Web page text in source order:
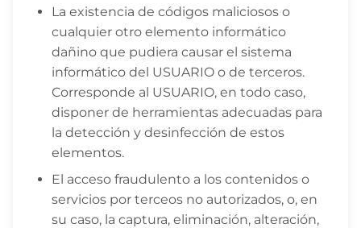
La existencia de códigos maliciosos o
cualquier otro elemento informático
dañino que pudiera causar el sistema
informático del USUARIO o de terceros.
Corresponde al USUARIO, en todo caso,
disponer de herramientas adecuadas para
la detección y desinfección de estos
elementos.
El acceso fraudulento a los contenidos o
servicios por terceos no autorizados, o, en
su caso, la captura, eliminación, alteración,